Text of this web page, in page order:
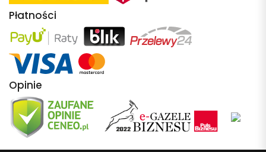
Płatności
Opinie